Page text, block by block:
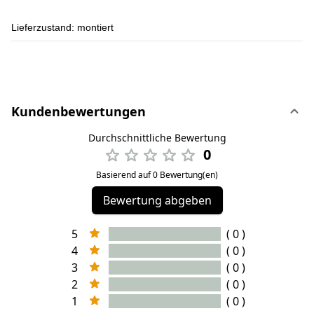
Lieferzustand: montiert
Kundenbewertungen
Durchschnittliche Bewertung
0
Basierend auf 0 Bewertung(en)
Bewertung abgeben
5
( 0 )
4
( 0 )
3
( 0 )
2
( 0 )
1
( 0 )